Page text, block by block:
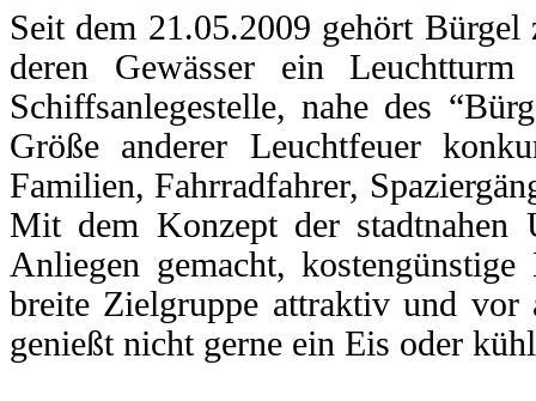
Seit dem 21.05.2009 gehört
deren Gewässer ein
Schiffsanlegestelle, nahe des
Größe anderer Leuchtfeuer
Familien, Fahrradfahrer,
Mit dem Konzept der stadtnahen
Anliegen gemacht,
breite Zielgruppe attraktiv und
genießt nicht gerne ein Eis oder